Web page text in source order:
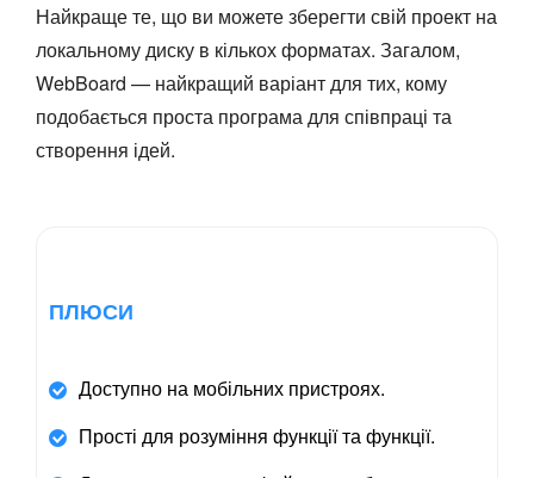
Найкраще те, що ви можете зберегти свій проект на
локальному диску в кількох форматах. Загалом,
WebBoard — найкращий варіант для тих, кому
подобається проста програма для співпраці та
створення ідей.
ПЛЮСИ
Доступно на мобільних пристроях.
Прості для розуміння функції та функції.